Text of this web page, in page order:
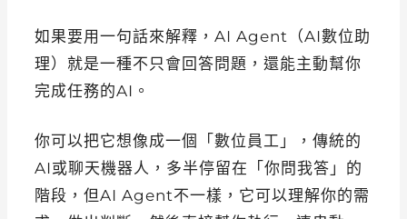
如果要用一句話來解釋，AI Agent（AI數位助
理）就是一種不只會回答問題，還能主動幫你
完成任務的AI。
你可以把它想像成一個「數位員工」，傳統的
AI或聊天機器人，多半停留在「你問我答」的
階段，但AI Agent不一樣，它可以理解你的需